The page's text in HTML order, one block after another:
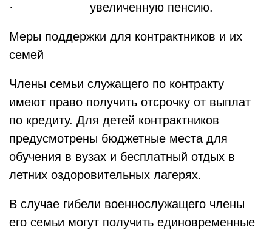
· увеличенную пенсию.
Меры поддержки для контрактников и их
семей
Члены семьи служащего по контракту
имеют право получить отсрочку от выплат
по кредиту. Для детей контрактников
предусмотрены бюджетные места для
обучения в вузах и бесплатный отдых в
летних оздоровительных лагерях.
В случае гибели военнослужащего члены
его семьи могут получить единовременные